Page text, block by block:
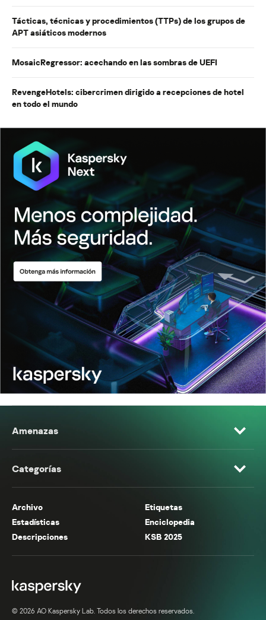
Tácticas, técnicas y procedimientos (TTPs) de los grupos de
APT asiáticos modernos
MosaicRegressor: acechando en las sombras de UEFI
RevengeHotels: cibercrimen dirigido a recepciones de hotel
en todo el mundo
Amenazas
Categorías
Archivo
Etiquetas
Estadísticas
Enciclopedia
Descripciones
KSB 2025
© 2026 AO Kaspersky Lab. Todos los derechos reservados.